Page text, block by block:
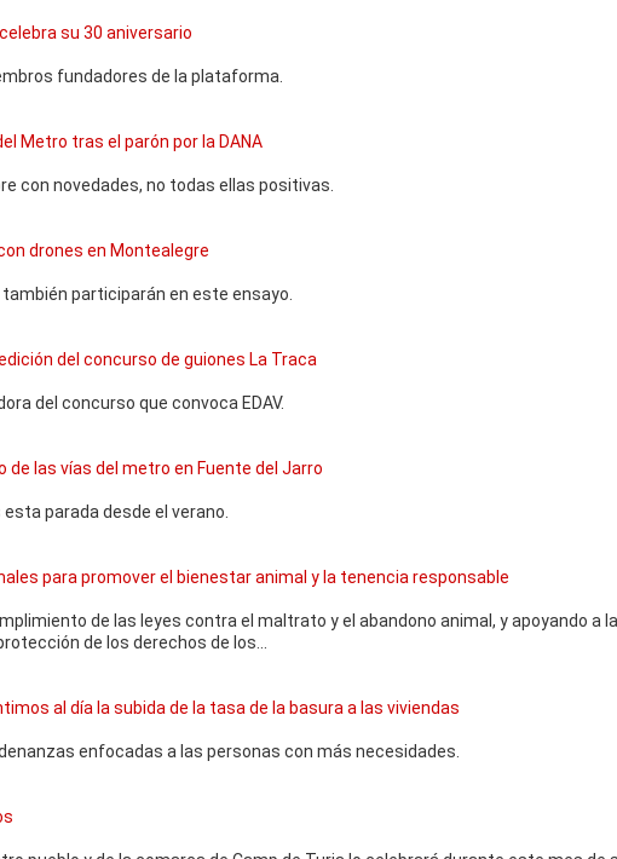
su 30 aniversario
fundadores de la plataforma.
Metro tras el parón por la DANA
con novedades, no todas ellas positivas.
drones en Montealegre
participarán en este ensayo.
del concurso de guiones La Traca
del concurso que convoca EDAV.
las vías del metro en Fuente del Jarro
parada desde el verano.
para promover el bienestar animal y la tenencia responsable
de las leyes contra el maltrato y el abandono animal, y apoyando a
de los derechos de los...
al día la subida de la tasa de la basura a las viviendas
enfocadas a las personas con más necesidades.